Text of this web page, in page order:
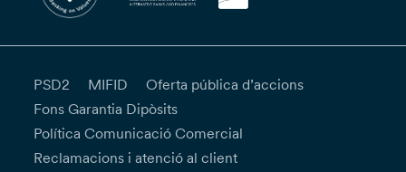
PSD2 MIFID
Oferta pública d’accions
Fons Garantia Dipòsits
Política Comunicació Comercial
Reclamacions i atenció al client